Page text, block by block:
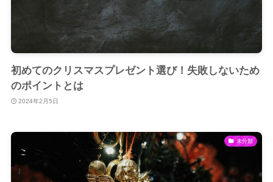
初めてのクリスマスプレゼント選び！失敗しないため
のポイントとは
2024年2月5日
未分類